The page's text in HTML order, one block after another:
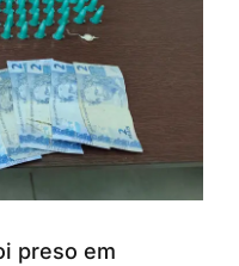
preso em